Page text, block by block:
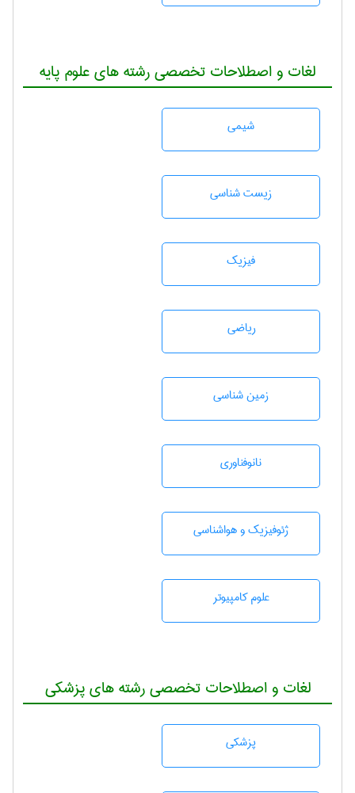
لغات و اصطلاحات تخصصی رشته های علوم پایه
شيمی
زيست شناسی
فیزیک
رياضی
زمين شناسی
نانوفناوری
ژئوفيزيك و هواشناسی
علوم کامپیوتر
لغات و اصطلاحات تخصصی رشته های پزشکی
پزشكی